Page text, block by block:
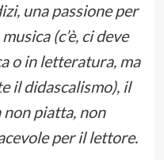
una passione per
(c’è, ci deve
o in letteratura, ma
il didascalismo), il
piatta, non
per il lettore.